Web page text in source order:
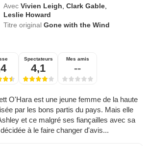
Avec Vivien Leigh ,Clark Gable
Leslie Howard
Titre originalGone with the Wind
Spectateurs
4,1
Mes amis
--
O'Hara est une jeune femme de la haute
par les bons partis du pays. Mais elle
et ce malgré ses fiançailles avec sa
à le faire changer d'avis...